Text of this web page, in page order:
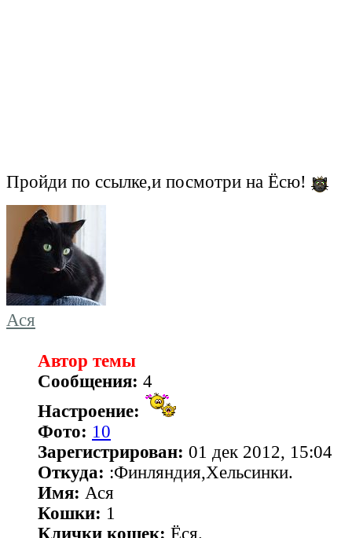
Пройди по ссылке,и посмотри на Ёсю!
Ася
Автор темы
Сообщения: 4
Настроение:
Фото: 10
Зарегистрирован: 01 дек 2012, 15:04
Откуда: :Финляндия,Хельсинки.
Имя: Ася
Кошки: 1
Клички кошек: Ёся.